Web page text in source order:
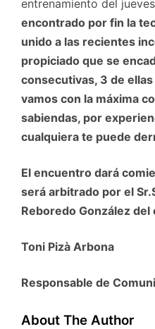
entrenamiento del
encontrado por fin la
unido a las recientes
propiciado que se
consecutivas, 3 de
vamos con la máxima
sabiendas, por
cualquiera te puede
El encuentro dará
será arbitrado por el
Reboredo González
Toni Pizà Arbona
Responsable de
About The Author